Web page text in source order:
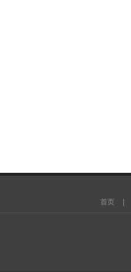
首页